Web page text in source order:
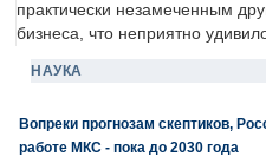
практически незамеченным
бизнеса, что неприятно
НАУКА
Вопреки прогнозам скептиков,
работе МКС - пока до 2030 года